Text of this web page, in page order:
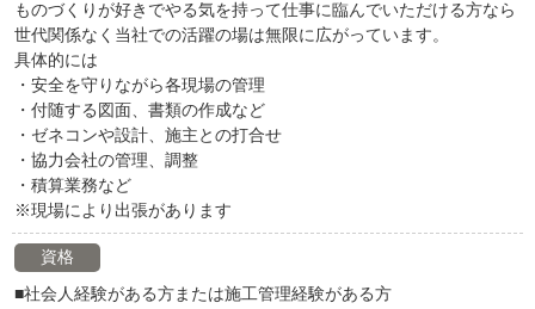
ものづくりが好きでやる気を持って仕事に臨んでいただける方なら
世代関係なく当社での活躍の場は無限に広がっています。
具体的には
・安全を守りながら各現場の管理
・付随する図面、書類の作成など
・ゼネコンや設計、施主との打合せ
・協力会社の管理、調整
・積算業務など
※現場により出張があります
資格
■社会人経験がある方または施工管理経験がある方